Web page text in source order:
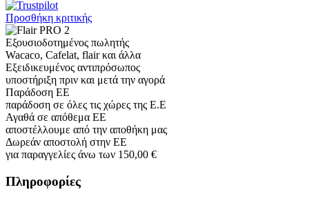
Προσθήκη κριτικής
Εξουσιοδοτημένος πωλητής
Wacaco, Cafelat, flair και άλλα
Εξειδικευμένος αντιπρόσωπος
υποστήριξη πριν και μετά την αγορά
Παράδοση ΕΕ
παράδοση σε όλες τις χώρες της Ε.Ε
Αγαθά σε απόθεμα ΕΕ
αποστέλλουμε από την αποθήκη μας
Δωρεάν αποστολή στην ΕΕ
για παραγγελίες άνω των 150,00 €
Πληροφορίες